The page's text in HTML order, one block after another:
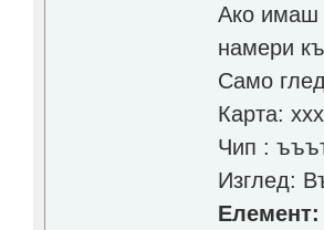
Ако имаш
намери
Само
Карта:
Чип :
Изглед: